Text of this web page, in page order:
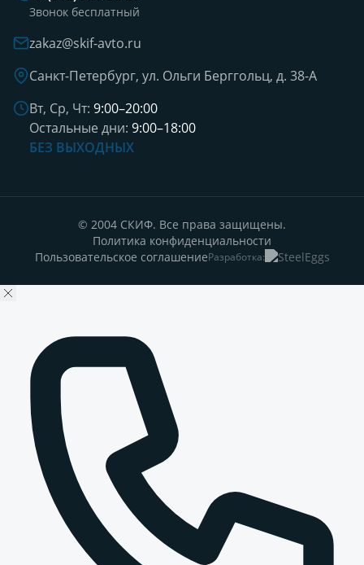
Звонок бесплатный
zakaz@skif-avto.ru
Санкт-Петербург, ул. Ольги Берггольц, д. 38-А
Вт, Ср, Чт: 9:00–20:00
Остальные дни: 9:00–18:00
БЕЗ ВЫХОДНЫХ
© 2004 СКИФ. Все права защищены.
Политика конфиденциальности
Пользовательское соглашениеРазработка: